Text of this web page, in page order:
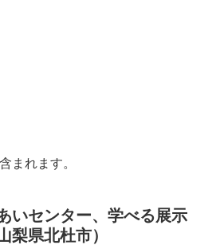
まれます。
いセンター、学べる展示
梨県北杜市）